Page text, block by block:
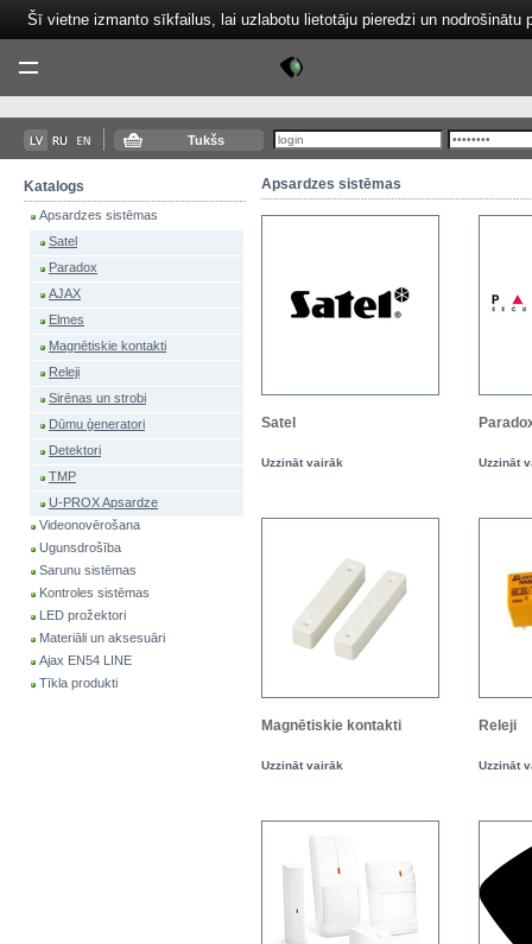
Menu
Tukšs
Katalogs
Apsardzes sistēmas
Satel
Paradox
AJAX
Elmes
Magnētiskie kontakti
Releji
Sirēnas un strobi
Dūmu ģeneratori
Detektori
TMP
U-PROX Apsardze
Videonovērošana
Ugunsdrošība
Sarunu sistēmas
Kontroles sistēmas
LED prožektori
Materiāli un aksesuāri
Ajax EN54 LINE
Tīkla produkti
Apsardzes sistēmas
Satel
Uzzināt vairāk Uzzināt
Magnētiskie kontakti
Uzzināt vairāk
Releji
Uzzināt
Šī vietne izmanto sīkfailus, lai uzlabotu lietotāju pieredzi un nodrošinātu